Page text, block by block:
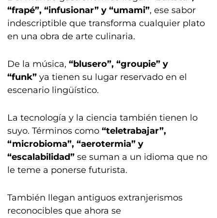
“frapé”, “infusionar” y “umami”, ese sabor
indescriptible que transforma cualquier plato
en una obra de arte culinaria.
De la música, “blusero”, “groupie” y
“funk” ya tienen su lugar reservado en el
escenario lingüístico.
La tecnología y la ciencia también tienen lo
suyo. Términos como “teletrabajar”,
“microbioma”, “aerotermia” y
“escalabilidad” se suman a un idioma que no
le teme a ponerse futurista.
También llegan antiguos extranjerismos
reconocibles que ahora se